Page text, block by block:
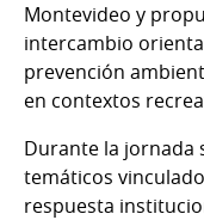
Montevideo y
intercambio
prevención
en contextos
Durante la jornada
temáticos
respuesta